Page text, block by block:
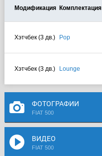
Модификация Комплектация
Хэтчбек (3 дв.) Pop
Хэтчбек (3 дв.) Lounge
ФОТОГРАФИИ
FIAT 500
ВИДЕО
FIAT 500